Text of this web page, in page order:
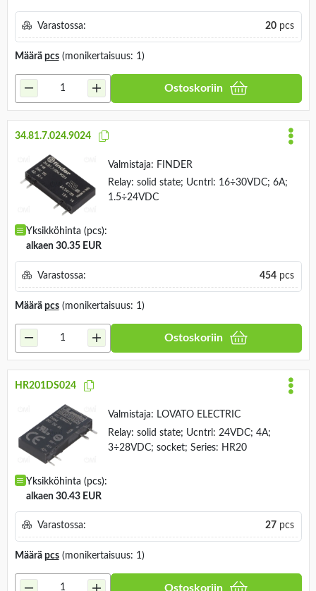
Varastossa: 20pcs
Määrä pcs(monikertaisuus: 1)
Ostoskoriin
34.81.7.024.9024
Valmistaja: FINDER
Relay: solid state; Ucntrl: 16÷30VDC; 6A;
1.5÷24VDC
Yksikköhinta (pcs):
alkaen 30.35 EUR
Varastossa: 454pcs
Määrä pcs(monikertaisuus: 1)
Ostoskoriin
HR201DS024
Valmistaja: LOVATO ELECTRIC
Relay: solid state; Ucntrl: 24VDC; 4A;
3÷28VDC; socket; Series: HR20
Yksikköhinta (pcs):
alkaen 30.43 EUR
Varastossa: 27pcs
Määrä pcs(monikertaisuus: 1)
Ostoskoriin